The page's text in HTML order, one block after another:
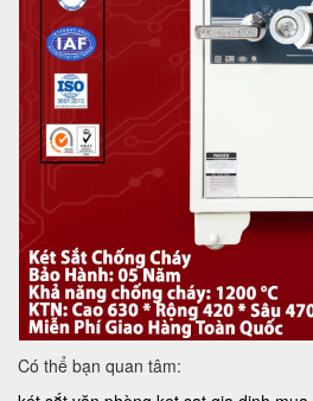
Có thể bạn quan tâm: